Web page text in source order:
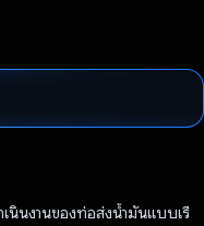
นินงานของท่อส่งน้ำมันแบบเรี